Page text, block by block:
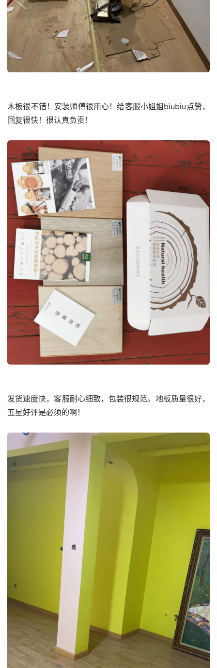
木板很不错！安装师傅很用心！给客服小姐姐biubiu点赞，
回复很快！很认真负责！
发货速度快，客服耐心细致，包装很规范。地板质量很好，
五星好评是必须的啊！